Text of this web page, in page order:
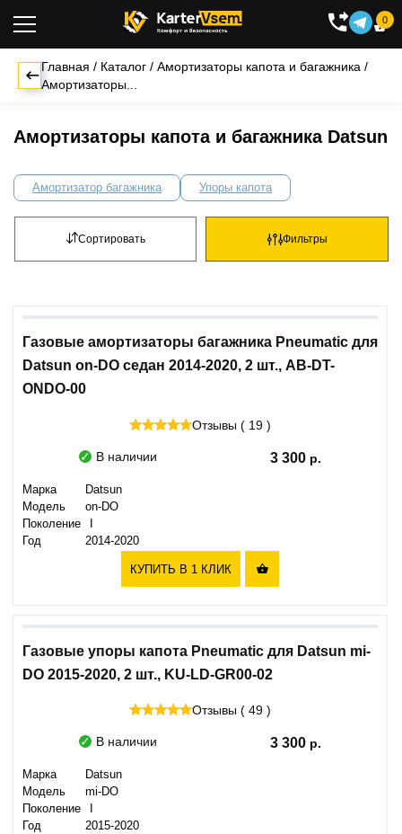

0
Главная / Каталог /Амортизаторы капота и багажника /
Амортизаторы...
Амортизаторы капота и багажника Datsun
Амортизатор багажника Упоры капота
Фильтры
Сортировать
Газовые амортизаторы багажника Pneumatic для
Datsun on-DO седан 2014-2020, 2 шт., AB-DT-
ONDO-00
Отзывы ( 19 )
В наличии 3 300
Марка
Datsun
Модель
on-DO
Поколение
Год
2014-2020
КУПИТЬ В 1 КЛИК 
Газовые упоры капота Pneumatic для Datsun mi-
DO 2015-2020, 2 шт., KU-LD-GR00-02
Отзывы ( 49 )
В наличии 3 300
Марка
Datsun
Модель
mi-DO
Поколение
Год
2015-2020